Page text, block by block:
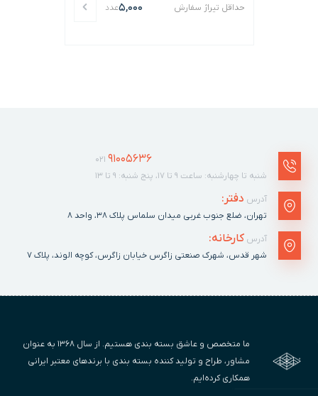
حداقل تیراژ سفارش 5,000عدد
021 91005636
شنبه تا چهارشنبه: ساعت ۹ تا ۱۷، پنج شنبه: ۹ تا ۱۳
آدرس دفتر:
تهران، ضلع جنوب غربی میدان سلماس پلاک ٣٨، واحد ۸
آدرس کارخانه:
شهر قدس، شهرک صنعتی زاگرس خیابان زاگرس، کوچه الوند، پلاک ٧
ما متخصص و عاشق بسته بندی هستیم. از سال ۱۳۶۸ به عنوان
مشاور، طراح و تولید کننده بسته بندی با برندهای معتبر ایرانی
همکاری کرده‌ایم.